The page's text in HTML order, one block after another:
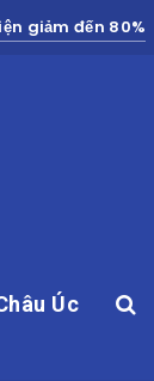
giảm đến 80%
Úc